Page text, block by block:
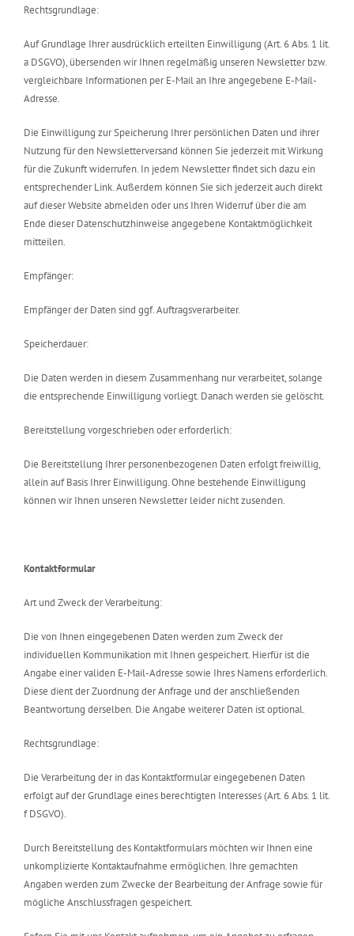
Rechtsgrundlage:
Auf Grundlage Ihrer ausdrücklich erteilten Einwilligung (Art. 6 Abs. 1 lit.
a DSGVO), übersenden wir Ihnen regelmäßig unseren Newsletter bzw.
vergleichbare Informationen per E-Mail an Ihre angegebene E-Mail-
Adresse.
Die Einwilligung zur Speicherung Ihrer persönlichen Daten und ihrer
Nutzung für den Newsletterversand können Sie jederzeit mit Wirkung
für die Zukunft widerrufen. In jedem Newsletter findet sich dazu ein
entsprechender Link. Außerdem können Sie sich jederzeit auch direkt
auf dieser Website abmelden oder uns Ihren Widerruf über die am
Ende dieser Datenschutzhinweise angegebene Kontaktmöglichkeit
mitteilen.
Empfänger:
Empfänger der Daten sind ggf. Auftragsverarbeiter.
Speicherdauer:
Die Daten werden in diesem Zusammenhang nur verarbeitet, solange
die entsprechende Einwilligung vorliegt. Danach werden sie gelöscht.
Bereitstellung vorgeschrieben oder erforderlich:
Die Bereitstellung Ihrer personenbezogenen Daten erfolgt freiwillig,
allein auf Basis Ihrer Einwilligung. Ohne bestehende Einwilligung
können wir Ihnen unseren Newsletter leider nicht zusenden.
Kontaktformular
Art und Zweck der Verarbeitung:
Die von Ihnen eingegebenen Daten werden zum Zweck der
individuellen Kommunikation mit Ihnen gespeichert. Hierfür ist die
Angabe einer validen E-Mail-Adresse sowie Ihres Namens erforderlich.
Diese dient der Zuordnung der Anfrage und der anschließenden
Beantwortung derselben. Die Angabe weiterer Daten ist optional.
Rechtsgrundlage:
Die Verarbeitung der in das Kontaktformular eingegebenen Daten
erfolgt auf der Grundlage eines berechtigten Interesses (Art. 6 Abs. 1 lit.
f DSGVO).
Durch Bereitstellung des Kontaktformulars möchten wir Ihnen eine
unkomplizierte Kontaktaufnahme ermöglichen. Ihre gemachten
Angaben werden zum Zwecke der Bearbeitung der Anfrage sowie für
mögliche Anschlussfragen gespeichert.